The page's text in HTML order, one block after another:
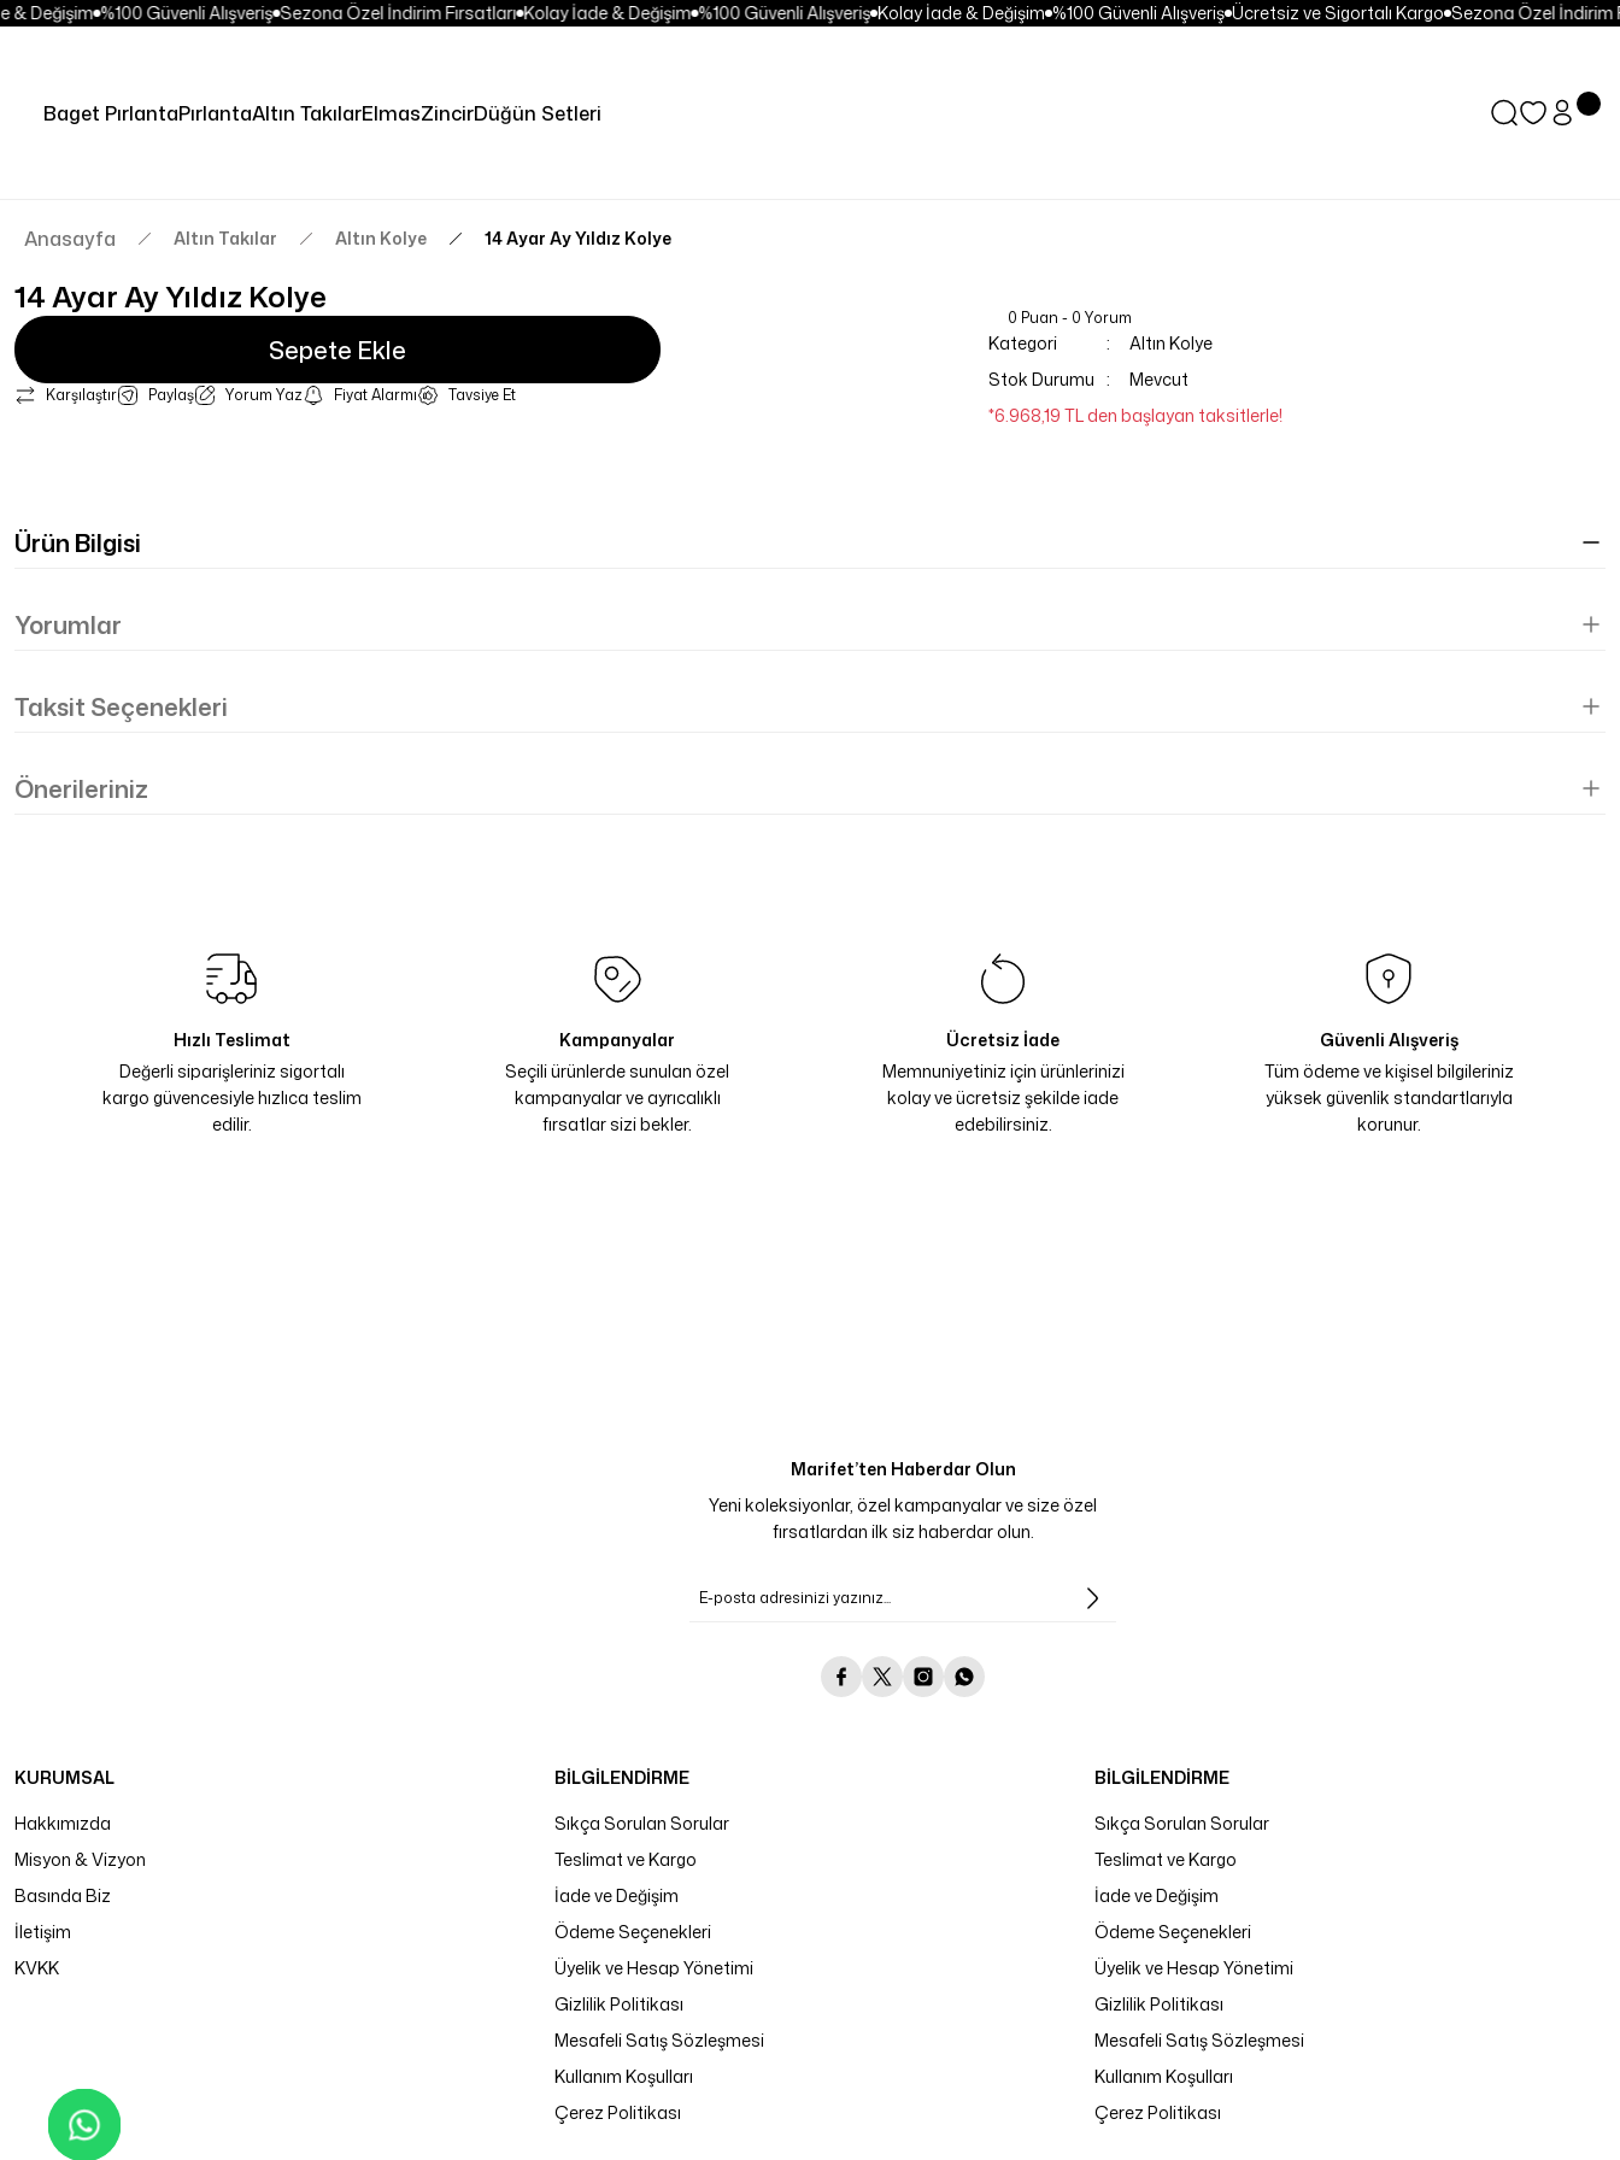
Değişim %100 Güvenli Alışveriş Sezona Özel İndirim Fırsatları Kolay İade & Değişim %100 Güvenli Alışveriş Kolay İade & Değişim %100 Güvenli Alışveriş Ücretsiz ve Sigortalı Kargo Sezona Özel İndirim
Baget PırlantaPırlantaAltın TakılarElmasZincirDüğün Setleri
Anasayfa Altın Takılar Altın Kolye 14 Ayar Ay Yıldız Kolye
14 Ayar Ay Yıldız Kolye
Sepete Ekle
Karşılaştır Paylaş Yorum Yaz Fiyat Alarmı Tavsiye Et
0 Puan - 0 Yorum
Kategori
Altın Kolye
Stok Durumu
Mevcut
*6.968,19 TL den başlayan taksitlerle!
Ürün Bilgisi
Yorumlar
Taksit Seçenekleri
Önerileriniz
Hızlı Teslimat
Değerli siparişleriniz sigortalı
kargo güvencesiyle hızlıca teslim
edilir.
Kampanyalar
Seçili ürünlerde sunulan özel
kampanyalar ve ayrıcalıklı
fırsatlar sizi bekler.
Ücretsiz İade
Memnuniyetiniz için ürünlerinizi
kolay ve ücretsiz şekilde iade
edebilirsiniz.
Güvenli Alışveriş
Tüm ödeme ve kişisel bilgileriniz
yüksek güvenlik standartlarıyla
korunur.
Marifet’ten Haberdar Olun
Yeni koleksiyonlar, özel kampanyalar ve size özel
fırsatlardan ilk siz haberdar olun.
KURUMSAL
Hakkımızda
Misyon & Vizyon
Basında Biz
İletişim
KVKK
BİLGİLENDİRME
Sıkça Sorulan Sorular
Teslimat ve Kargo
İade ve Değişim
Ödeme Seçenekleri
Üyelik ve Hesap Yönetimi
Gizlilik Politikası
Mesafeli Satış Sözleşmesi
Kullanım Koşulları
Çerez Politikası
BİLGİLENDİRME
Sıkça Sorulan Sorular
Teslimat ve Kargo
İade ve Değişim
Ödeme Seçenekleri
Üyelik ve Hesap Yönetimi
Gizlilik Politikası
Mesafeli Satış Sözleşmesi
Kullanım Koşulları
Çerez Politikası